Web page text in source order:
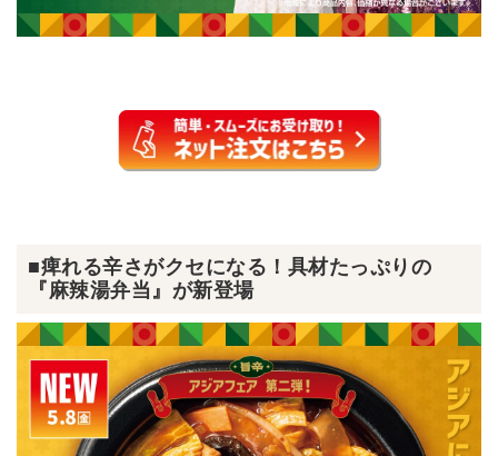
■痺れる辛さがクセになる！具材たっぷりの
『麻辣湯弁当』が新登場